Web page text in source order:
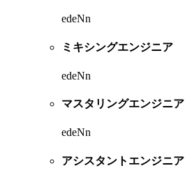
edeNn
ミキシングエンジニア
edeNn
マスタリングエンジニア
edeNn
アシスタントエンジニア